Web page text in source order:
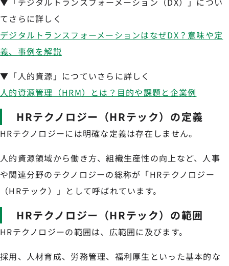
てさらに詳しく
デジタルトランスフォーメーションはなぜDX？意味や定
義、事例を解説
▼「人的資源」につていさらに詳しく
人的資源管理（HRM）とは？目的や課題と企業例
HRテクノロジー（HRテック）の定義
HRテクノロジーには明確な定義は存在しません。
人的資源領域から働き方、組織生産性の向上など、人事
や関連分野のテクノロジーの総称が「HRテクノロジー
（HRテック）」として呼ばれています。
HRテクノロジー（HRテック）の範囲
HRテクノロジーの範囲は、広範囲に及びます。
採用、人材育成、労務管理、福利厚生といった基本的な